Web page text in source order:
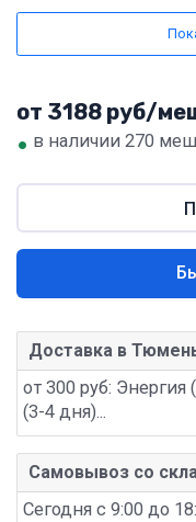
от 3188 руб/
• в наличии 270
Доставка в
от 300 руб:
(3-4 дня)...
Самовывоз со
Сегодня с 9:00 до